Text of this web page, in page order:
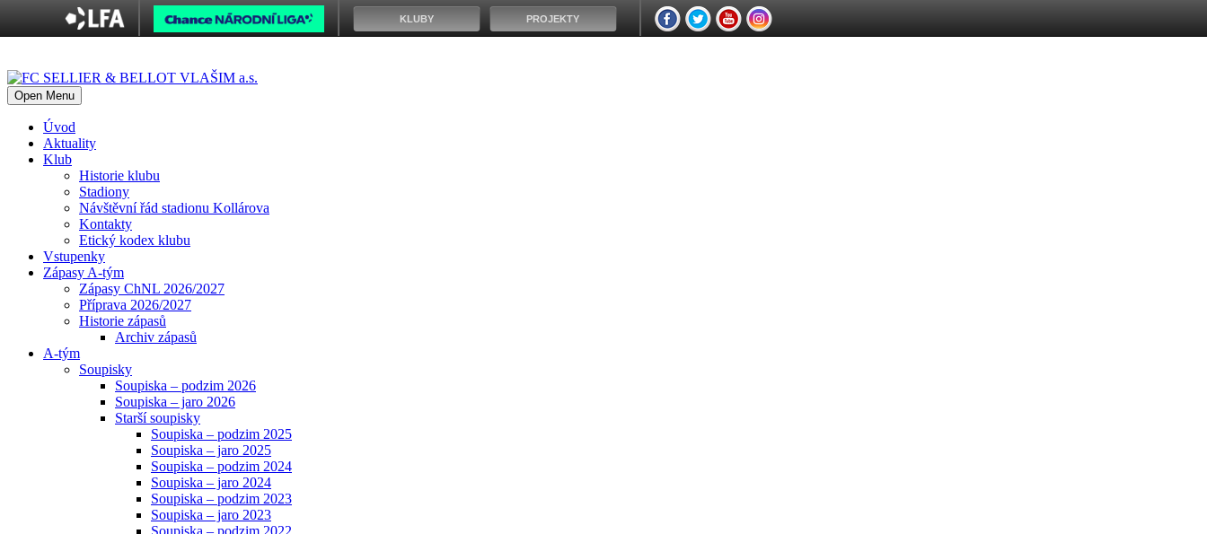
Open Menu
Úvod
Aktuality
Klub
Historie klubu
Stadiony
Návštěvní řád stadionu Kollárova
Kontakty
Etický kodex klubu
Vstupenky
Zápasy A-tým
Zápasy ChNL 2026/2027
Příprava 2026/2027
Historie zápasů
Archiv zápasů
A-tým
Soupisky
Soupiska – podzim 2026
Soupiska – jaro 2026
Starší soupisky
Soupiska – podzim 2025
Soupiska – jaro 2025
Soupiska – podzim 2024
Soupiska – jaro 2024
Soupiska – podzim 2023
Soupiska – jaro 2023
Soupiska – podzim 2022
KLUBY PROJEKTY